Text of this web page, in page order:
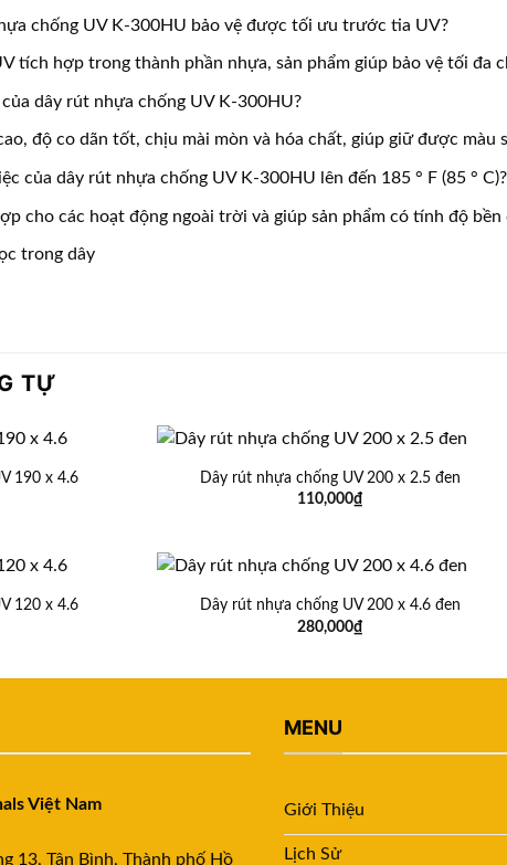
chống UV K-300HU bảo vệ được tối ưu trước tia UV?
tích hợp trong thành phần nhựa, sản phẩm giúp bảo vệ tối
dây rút nhựa chống UV K-300HU?
độ co dãn tốt, chịu mài mòn và hóa chất, giúp giữ được
của dây rút nhựa chống UV K-300HU lên đến 185 ° F (85 ° C)?
cho các hoạt động ngoài trời và giúp sản phẩm có tính độ bền
trong dây
TỰ
190 x 4.6
Dây rút nhựa chống UV 200 x 2.5 đen
110,000₫
120 x 4.6
Dây rút nhựa chống UV 200 x 4.6 đen
280,000₫
Việt Nam
13, Tân Bình, Thành phố Hồ
MENU
Giới Thiệu
Lịch Sử